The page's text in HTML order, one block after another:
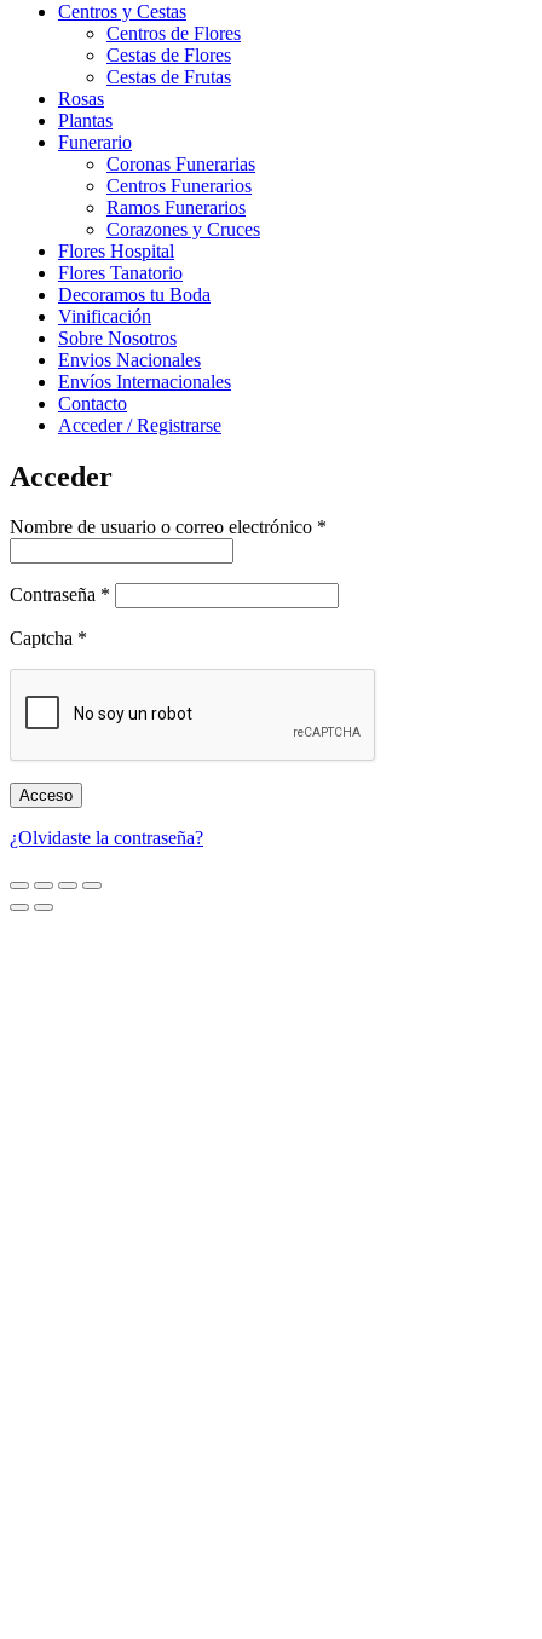
Centros y Cestas
Centros de Flores
Cestas de Flores
Cestas de Frutas
Rosas
Plantas
Funerario
Coronas Funerarias
Centros Funerarios
Ramos Funerarios
Corazones y Cruces
Flores Hospital
Flores Tanatorio
Decoramos tu Boda
Vinificación
Sobre Nosotros
Envios Nacionales
Envíos Internacionales
Contacto
Acceder / Registrarse
Acceder
Nombre de usuario o correo electrónico *
Contraseña *
Captcha *
Acceso
¿Olvidaste la contraseña?